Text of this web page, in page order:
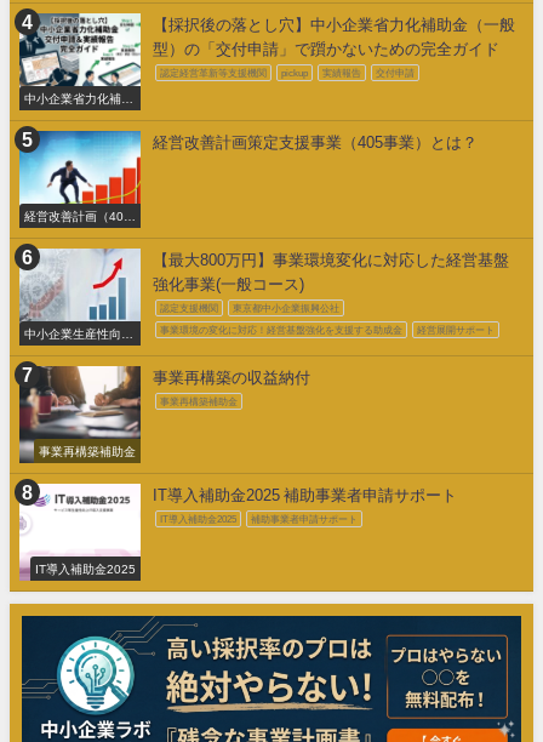
中小企業省力化補助
【採択後の落とし穴】中小企業省力化補助金（一般
型）の「交付申請」で躓かないための完全ガイド
認定経営革新等支援機関 pickup 実績報告 交付申請
経営改善計画（405
経営改善計画策定支援事業（405事業）とは？
中小企業生産性向上
【最大800万円】事業環境変化に対応した経営基盤
強化事業(一般コース)
認定支援機関 東京都中小企業振興公社
事業環境の変化に対応！経営基盤強化を支援する助成金 経営展開サポート
事業再構築補助金
事業再構築の収益納付
事業再構築補助金
IT導入補助金2025
IT導入補助金2025 補助事業者申請サポート
IT導入補助金2025 補助事業者申請サポート